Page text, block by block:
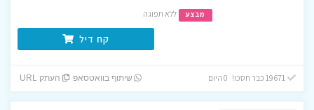
מבצע ללא תפוגה
קח דיל
שיתוף בוואטסאפ העתק URL